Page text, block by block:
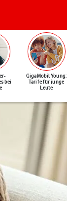
bei
GigaMobil Young:
Tarife für junge
Leute